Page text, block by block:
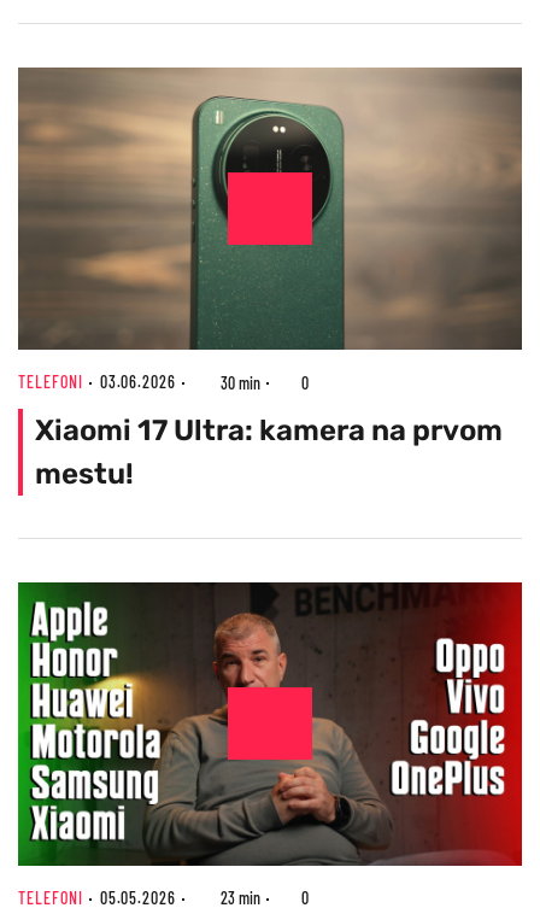
TELEFONI 03.06.2026 30 min 0
Xiaomi 17 Ultra: kamera na prvom
mestu!
TELEFONI 05.05.2026 23 min 0